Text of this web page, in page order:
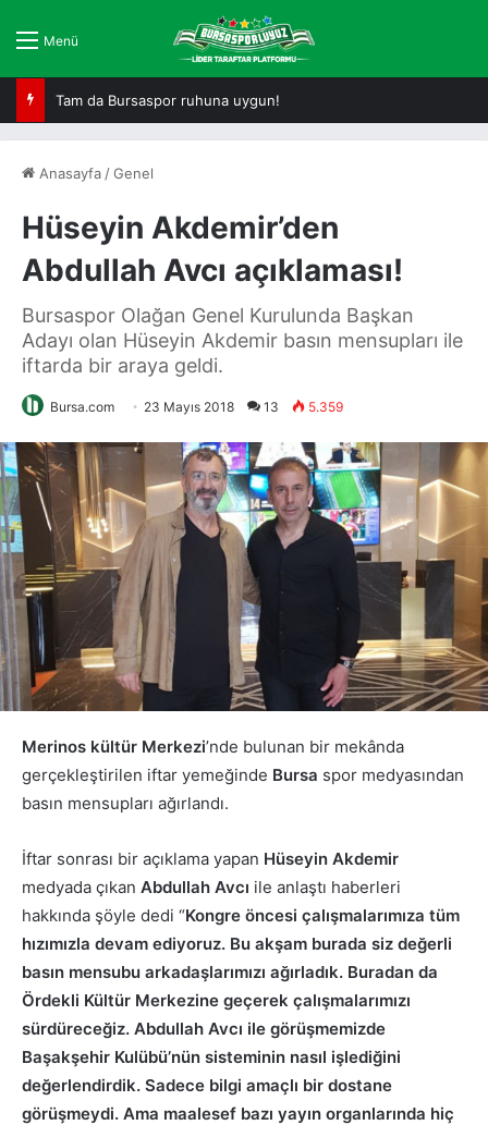
Menü
Tam da Bursaspor ruhuna uygun!
Anasayfa /Genel
Hüseyin Akdemir’den
Abdullah Avcı açıklaması!
Bursaspor Olağan Genel Kurulunda Başkan
Adayı olan Hüseyin Akdemir basın mensupları ile
iftarda bir araya geldi.
Bursa.com 23 Mayıs 2018 13 5.359
Merinos kültür Merkezi’nde bulunan bir mekânda
gerçekleştirilen iftar yemeğinde Bursa spor medyasından
basın mensupları ağırlandı.
İftar sonrası bir açıklama yapan Hüseyin Akdemir
medyada çıkan Abdullah Avcı ile anlaştı haberleri
hakkında şöyle dedi “Kongre öncesi çalışmalarımıza tüm
hızımızla devam ediyoruz. Bu akşam burada siz değerli
basın mensubu arkadaşlarımızı ağırladık. Buradan da
Ördekli Kültür Merkezine geçerek çalışmalarımızı
sürdüreceğiz. Abdullah Avcı ile görüşmemizde
Başakşehir Kulübü’nün sisteminin nasıl işlediğini
değerlendirdik. Sadece bilgi amaçlı bir dostane
görüşmeydi. Ama maalesef bazı yayın organlarında hiç